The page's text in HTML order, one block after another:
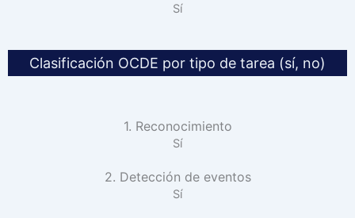
Sí
Clasificación OCDE por tipo de tarea (sí, no)
1. Reconocimiento
Sí
2. Detección de eventos
Sí